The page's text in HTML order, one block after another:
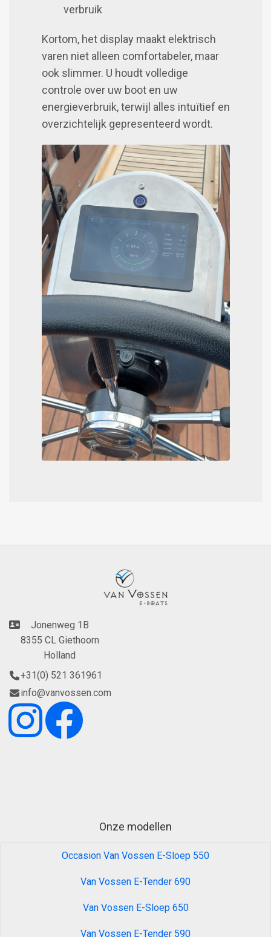
verbruik
Kortom, het display maakt elektrisch
varen niet alleen comfortabeler, maar
ook slimmer. U houdt volledige
controle over uw boot en uw
energieverbruik, terwijl alles intuïtief en
overzichtelijk gepresenteerd wordt.
Image
Jonenweg 1B
8355 CL Giethoorn
Holland
+31(0) 521 361961
info@vanvossen.com
Onze modellen
Occasion Van Vossen E-Sloep 550
Van Vossen E-Tender 690
Van Vossen E-Sloep 650
Van Vossen E-Tender 590